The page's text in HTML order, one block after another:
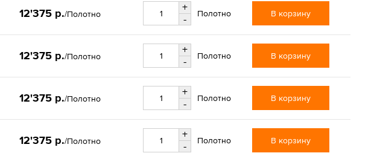
12'375 р./Полотно
+
-
Полотно В корзину
12'375 р./Полотно
+
-
Полотно В корзину
12'375 р./Полотно
+
-
Полотно В корзину
12'375 р./Полотно
+
-
Полотно В корзину